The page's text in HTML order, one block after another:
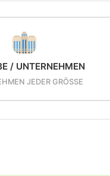
/ UNTERNEHMEN
JEDER GRÖSSE